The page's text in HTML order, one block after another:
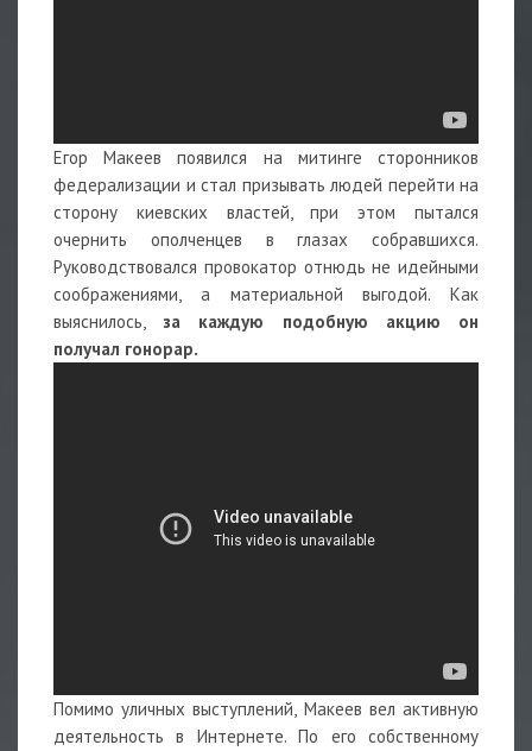
Егор Макеев появился на митинге сторонников
федерализации и стал призывать людей перейти на
сторону киевских властей, при этом пытался
очернить ополченцев в глазах собравшихся.
Руководствовался провокатор отнюдь не идейными
соображениями, а материальной выгодой. Как
выяснилось,за каждую подобную акцию он
получал гонорар.
Помимо уличных выступлений, Макеев вел активную
деятельность в Интернете. По его собственному